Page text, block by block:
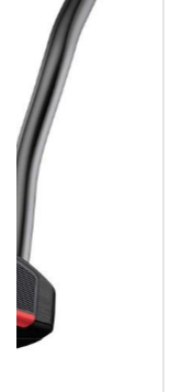
Gậy golf putter